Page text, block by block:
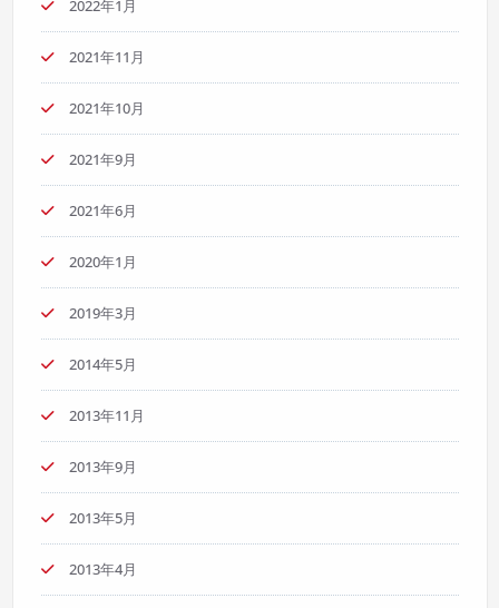
2022年1月
2021年11月
2021年10月
2021年9月
2021年6月
2020年1月
2019年3月
2014年5月
2013年11月
2013年9月
2013年5月
2013年4月